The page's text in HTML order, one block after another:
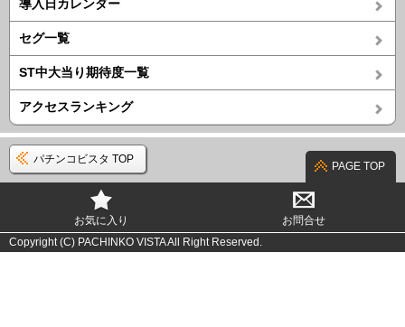
導入日カレンダー
セグ一覧
ST中大当り期待度一覧
アクセスランキング
パチンコビスタ TOP
PAGE TOP
お気に入り
お問合せ
Copyright (C) PACHINKO VISTA All Right Reserved.